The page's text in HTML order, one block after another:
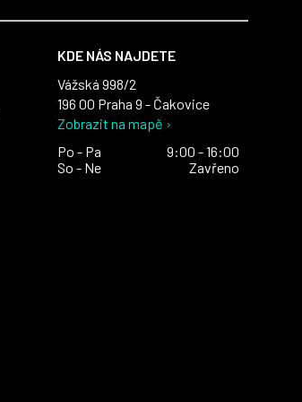
KDE NÁS NAJDETE
Vážská 998/2
196 00 Praha 9 - Čakovice
Zobrazit na mapě ›
Po - Pa
9:00 - 16:00
So - Ne
Zavřeno